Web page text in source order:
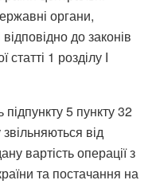
органи,
до законів
1 розділу І
підпункту 5 пункту 32
від
вартість операції з
та постачання на